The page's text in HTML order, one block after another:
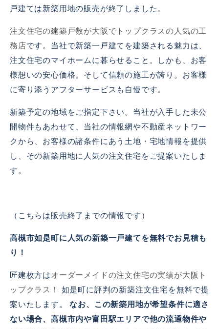
戸建ては新築用地の販売が終了しました。
注文住宅の建築戸数が大阪でトップクラスの人気の工
務店です。当社で新築一戸建てを建築される魅力は、
注文住宅のマイホームに暮らせること。しかも、お客
様想いの安心価格。そして信頼の施工が誇り。お客様
に寄り添うアフターサービスも自慢です。
新築予定の地域をご指定下さい。当社が入手した未公
開物件もあわせて、当社の情報網や不動産ネットワー
クから、お客様の諸条件にあう土地・宅地情報を提供
し、その新築用地に人気の注文住宅をご提案いたしま
す。
（こちらは販売終了までの情報です）
高槻市如是町に人気の新築一戸建てを無料でお見積も
り！
匠建枚方はオーダーメイドの注文住宅の実績が大阪ト
ップクラス！
如是町に評判の新築注文住宅を無料で提
案いたします。なお、この新築用地が希望条件に適さ
ない場合、高槻市内や富田駅エリアで他の流通物件や